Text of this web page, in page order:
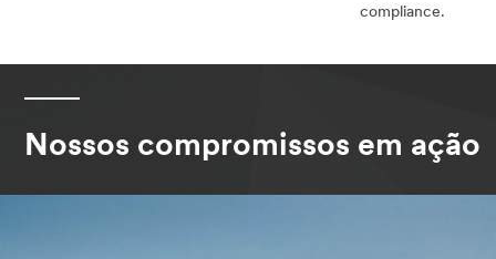
compliance.
Nossos compromissos em ação